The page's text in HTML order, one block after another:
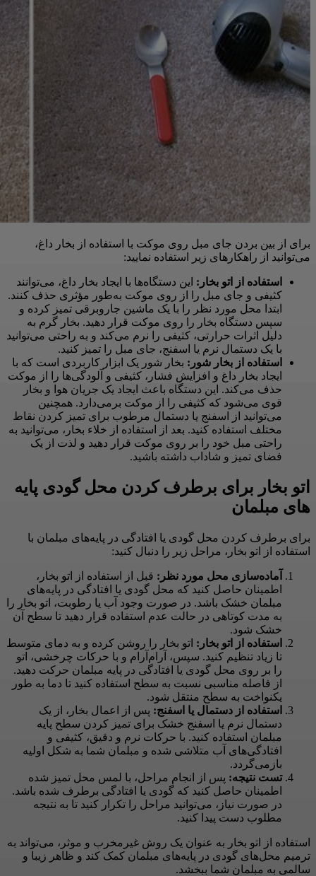
برای از بین بردن جای مبل روی موکت با استفاده از بخار داغ،
می‌توانید از راهکارهای زیر استفاده نمایید:
استفاده از اتو بخار: این دستگاه‌ها با ایجاد بخار داغ، می‌توانند
کثیفی و جای مبل را از روی موکت به‌طور مؤثری حذف کنند.
ابتدا محل مورد نظر را با یک ماشین جاروبرقی تمیز کرده و
سپس دستگاه بخار را روی موکت قرار دهید. بخار گرم به
دلیل اثرات حرارتی، کثیفی را نرم می‌کند و به راحتی می‌توانید
با یک دستمال نرم یا اسفنج، جای مبل را تمیز کنید.
استفاده از بخار شور: بخار شور یک ابزار کاربردی است که با
ایجاد بخار داغ و افزایش فشار، کثیفی و آلودگی‌ها را از موکت
حذف می‌کند. این دستگاه باعث ایجاد یک جریان هوا و بخار
قوی می‌شود که کثیفی را از موکت برمی‌دارد. همچنین
می‌توانید از اسفنج یا دستمال مرطوب برای تمیز کردن نقاط
مختلف استفاده کنید. بعد از استفاده از خلاء بخار، می‌توانید به
راحتی مبل خود را بر روی موکت قرار دهید و لذت از یک
فضای تمیز و شاداب داشته باشید.
اتو بخار برای برطرف کردن محل گودی پایه
های مبلمان
برای برطرف کردن محل گودی یا افتادگی در پایه‌های مبلمان با
استفاده از اتو بخار، مراحل زیر را دنبال کنید:
آماده‌سازی محل مورد نظر: قبل از استفاده از اتو بخار،
اطمینان حاصل کنید که محل گودی یا افتادگی در پایه‌های
مبلمان خشک باشد. در صورت وجود آب یا رطوبت، اتو بخار را
به مدت کوتاهی در حالت عدم استفاده قرار دهید تا سطح آن
خشک شود.
استفاده از اتو بخار: اتو بخار را روشن کرده و به دمای متوسط
تا زیاد تنظیم کنید. سپس، آرام‌آرام و با حرکات چرخشی، اتو
را بر روی محل گودی یا افتادگی در پایه مبلمان حرکت دهید.
از فاصله مناسبی نسبت به سطح استفاده کنید تا دما به طور
یکنواخت به سطح منتقل شود.
استفاده از دستمال یا اسفنج: پس از اعمال بخار، از یک
دستمال نرم یا اسفنج خشک برای تمیز کردن سطح پایه
مبلمان استفاده کنید. با حرکات نرم و دقیق، کثیفی و
افتادگی‌های آب متلاشی شده و مبلمان شما به شکل اولیه
بازمی‌گردد.
تست نتیجه: پس از انجام مراحل، با لمس محل تمیز شده
اطمینان حاصل کنید که گودی یا افتادگی برطرف شده باشد.
در صورت نیاز، می‌توانید مراحل را تکرار کنید تا به نتیجه
مطلوب دست پیدا کنید.
استفاده از اتو بخار به عنوان یک روش غیرمخرب و موثر، می‌تواند به
ترمیم محل‌های گودی در پایه‌های مبلمان کمک کند و ظاهر زیبا و
سالمی به مبلمان شما ببخشد.